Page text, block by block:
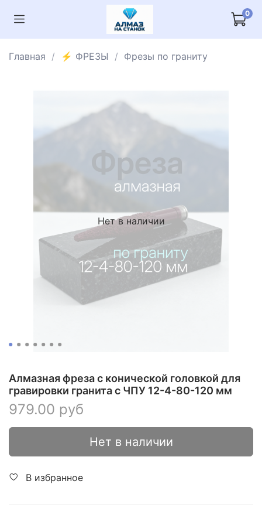
0
Главная ⚡️ ФРЕЗЫ Фрезы по граниту
Нет в наличии
Алмазная фреза с конической головкой для
гравировки гранита с ЧПУ 12-4-80-120 мм
979.00 руб
Нет в наличии
В избранное